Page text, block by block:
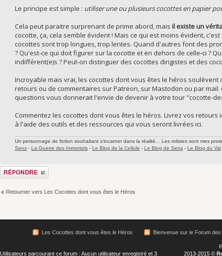
Le principe est simple : utiliser une ou plusieurs cocottes en papier
Cela peut paraitre surprenant de prime abord, mais il existe un
cocotte, ça, cela semble évident ! Mais ce qui est moins évident,
cocottes sont trop longues, trop lentes. Quand d'autres font des
? Qu'est-ce qui doit figurer sur la cocotte et en dehors de celle-ci ?
indifférent(e)s ? Peut-on distinguer des cocottes dirigistes et des
Incroyable mais vrai, les cocottes dont vous êtes le héros
retours ou de commentaires sur Patreon, sur Mastodon ou par
questions vous donnerait l'envie de devenir à votre tour "cocotte-
Commentez les cocottes dont vous êtes le héros. Livrez vos
à l'aide des outils et des ressources qui vous seront livrées ici.
Un personnage de fiction souhaitant s'incarner dans la réalité... Les rolistes sont mes
Sens - La Guerre des Immortels - Le Blog de la Cellule - Le Blog de Sens - Le Blog du Val
Répondre
Retourner vers Les Cocottes dont vous êtes le Héros
Les Cocottes dont vous êtes le Héros Bienvenue sur le Forum
Utilisateurs parcourant ce forum : Aucun utilisateur enregistré et 3
2013-2015 ©